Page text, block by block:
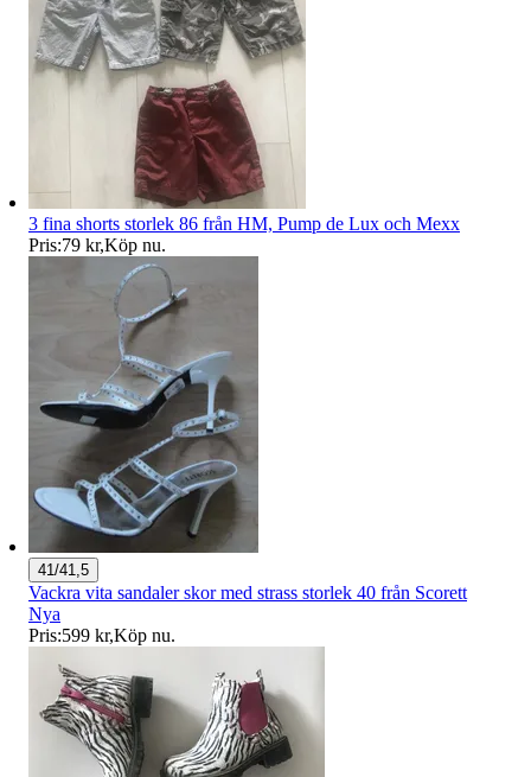
3 fina shorts storlek 86 från HM, Pump de Lux och Mexx
Pris:79 kr,Köp nu.
41/41,5
Vackra vita sandaler skor med strass storlek 40 från Scorett
Nya
Pris:599 kr,Köp nu.